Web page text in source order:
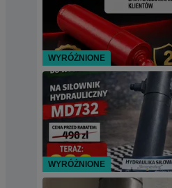
WYRÓŻNIONE
WYRÓŻNIONE